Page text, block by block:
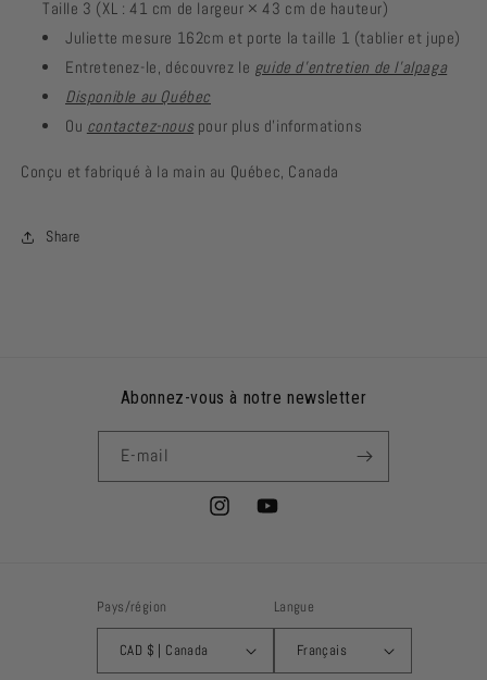
Taille 3 (XL : 41 cm de largeur × 43 cm de hauteur)
Juliette mesure 162cm et porte la taille 1 (tablier et jupe)
Entretenez-le, découvrez le guide d’entretien de l’alpaga
Disponible au Québec
Ou contactez-nous pour plus d’informations
Conçu et fabriqué à la main au Québec, Canada
Share
Abonnez-vous à notre newsletter
E-mail
InstagramYouTube
Pays/région
CAD $ | Canada
Langue
Français